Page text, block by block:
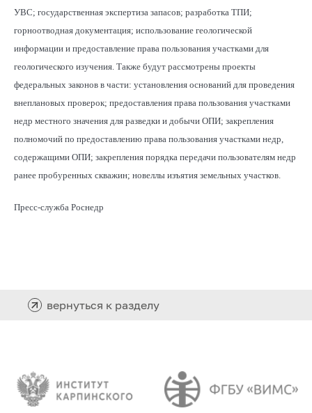
УВС; государственная экспертиза запасов; разработка ТПИ;
горноотводная документация; использование геологической
информации и предоставление права пользования участками для
геологического изучения. Также будут рассмотрены проекты
федеральных законов в части: установления оснований для проведения
внеплановых проверок; предоставления права пользования участками
недр местного значения для разведки и добычи ОПИ; закрепления
полномочий по предоставлению права пользования участками недр,
содержащими ОПИ; закрепления порядка передачи пользователям недр
ранее пробуренных скважин; новеллы изъятия земельных участков.
Пресс-служба Роснедр
вернуться к разделу